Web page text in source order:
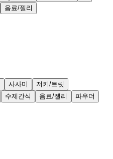
음료/젤리
사사미
저키/트릿
수제간식 음료/젤리 파우더